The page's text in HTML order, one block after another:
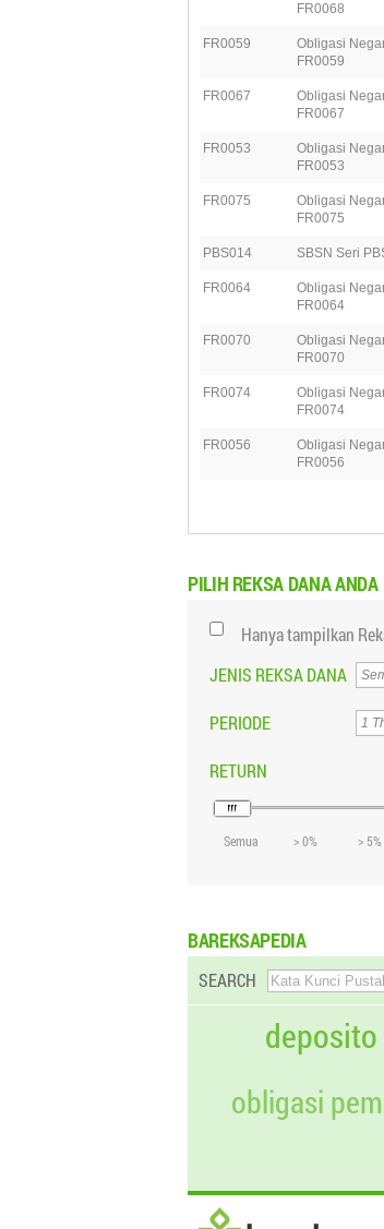
FR0068
FR0059
Obligasi
FR0059
FR0067
Obligasi
FR0067
FR0053
Obligasi
FR0053
FR0075
Obligasi
FR0075
PBS014 SBSN Seri
FR0064
Obligasi
FR0064
FR0070
Obligasi
FR0070
FR0074
Obligasi
FR0074
FR0056
Obligasi
FR0056
PILIH REKSA DANA ANDA
Hanya tampilkan
JENIS REKSA DANA
PERIODE
RETURN
Semua > 0% > 5%
BAREKSAPEDIA
SEARCH
obligasi